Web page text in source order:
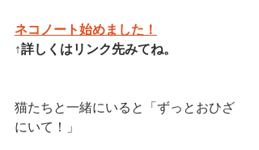
ネコノート始めました！
↑詳しくはリンク先みてね。
猫たちと一緒にいると「ずっとおひざ
にいて！」